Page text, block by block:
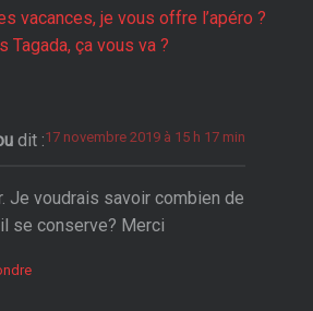
vacances, je vous offre l’apéro ?
Tagada, ça vous va ?
dit :17 novembre 2019 à 15 h 17 min
Je voudrais savoir combien de
se conserve? Merci